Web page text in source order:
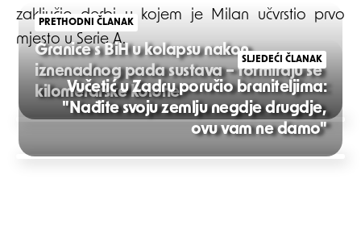
zaključio derbi u kojem je Milan učvrstio prvo
mjesto u Serie A.
Post
navigation
PRETHODNI ČLANAK
Granice s BiH u kolapsu nakon
iznenadnog pada sustava – formiraju se
kilometarske kolone
SLJEDEĆI ČLANAK
Vučetić u Zadru poručio braniteljima:
"Nađite svoju zemlju negdje drugdje,
ovu vam ne damo"